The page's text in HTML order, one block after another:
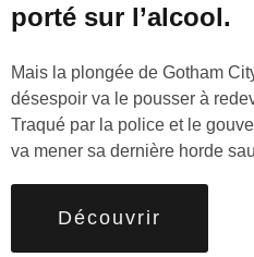
porté sur l’alcool.
Mais la plongée de Gotham
désespoir va le pousser à
Traqué par la police et le
va mener sa dernière horde
Découvrir